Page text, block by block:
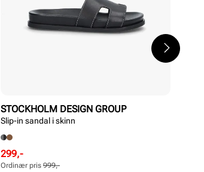
STOCKHOLM DESIGN GROUP
Slip-in sandal i skinn
Rabattert
pris
299,-
Ordinær
pris
Ordinær pris 999,-